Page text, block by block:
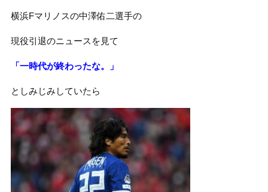
横浜Fマリノスの中澤佑二選手の
現役引退のニュースを見て
「一時代が終わったな。」
としみじみしていたら